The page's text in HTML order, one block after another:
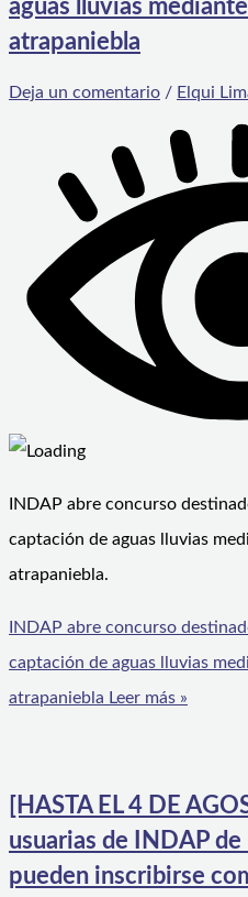
aguas lluvias
atrapaniebla
Deja un comentario / Elqui
INDAP abre concurso
captación de aguas lluvias
atrapaniebla.
INDAP abre concurso
captación de aguas lluvias
atrapaniebla Leer más »
[HASTA EL 4 DE
usuarias de INDAP
pueden inscribirse